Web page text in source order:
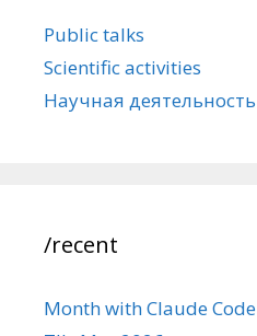
Public talks
Scientific activities
Научная деятельность
/recent
Month with Claude Code